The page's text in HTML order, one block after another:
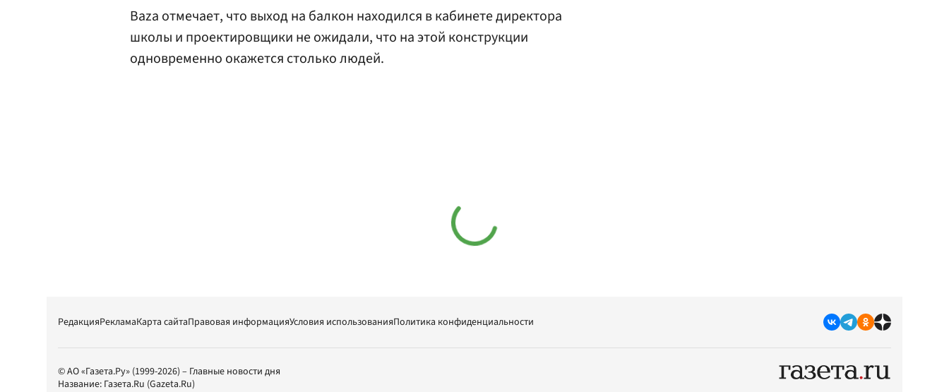
Baza отмечает, что выход на балкон находился в кабинете директора
школы и проектировщики не ожидали, что на этой конструкции
одновременно окажется столько людей.
РедакцияРекламаКарта сайтаПравовая информацияУсловия использованияПолитика конфиденциальности
© АО «Газета.Ру» (1999-2026) – Главные новости дня
Название: Газета.Ru (Gazeta.Ru)